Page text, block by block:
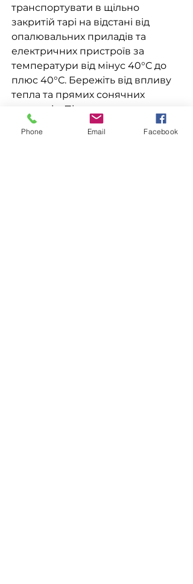
транспортувати в щільно
закритій тарі на відстані від
опалювальних приладів та
електричних пристроїв за
температури від мінус 40°С до
плюс 40°С. Бережіть від впливу
тепла та прямих сонячних
променів. Після використання за
призначенням пляшки з-під
етилацетату повинні бути
Phone Email Facebook